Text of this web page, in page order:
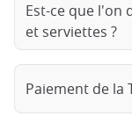
Est-ce que l'on
et serviettes ?
Paiement de la